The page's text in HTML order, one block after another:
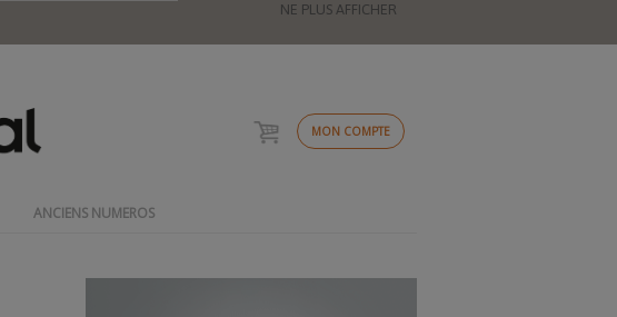
NE PLUS AFFICHER
MON COMPTE
ANCIENS NUMEROS